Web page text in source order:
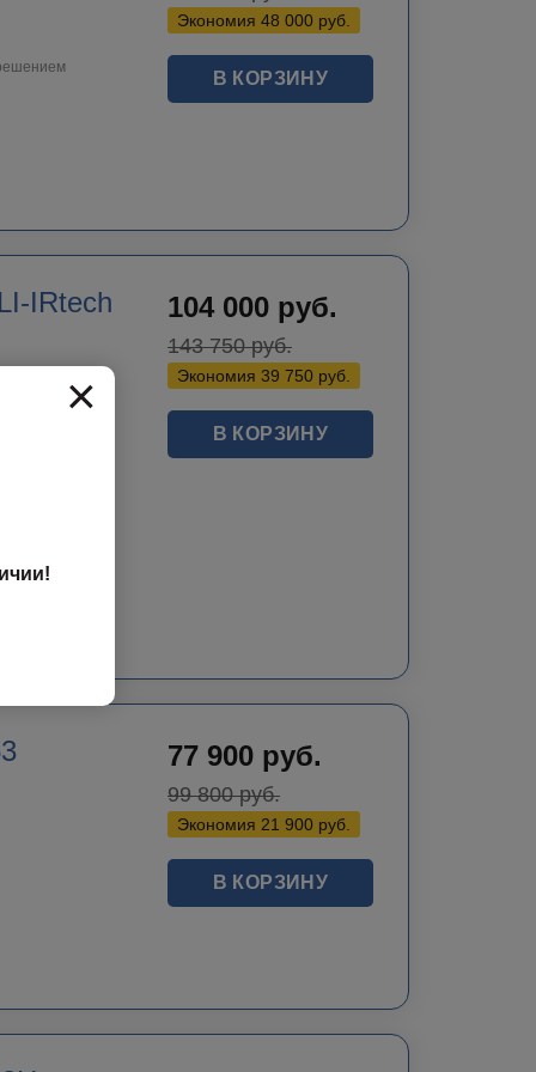
Экономия 48 000 руб.
В КОРЗИНУ
IRtech
104 000 руб.
143 750руб.
Экономия 39 750 руб.
В КОРЗИНУ
77 900 руб.
99 800руб.
Экономия 21 900 руб.
В КОРЗИНУ
×